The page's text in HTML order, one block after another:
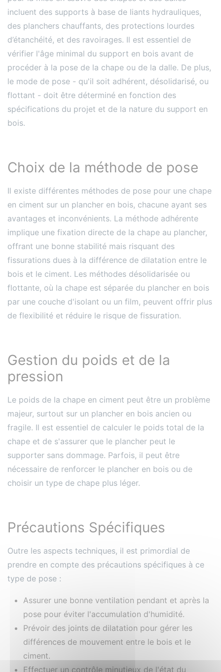
incluent des supports à base de liants hydrauliques,
des planchers chauffants, des protections lourdes
d’étanchéité, et des ravoirages. Il est essentiel de
vérifier l'âge minimal du support en bois avant de
procéder à la pose de la chape ou de la dalle. De plus,
le mode de pose - qu'il soit adhérent, désolidarisé, ou
flottant - doit être déterminé en fonction des
spécifications du projet et de la nature du support en
bois​​.
Choix de la méthode de pose
Il existe différentes méthodes de pose pour une chape
en ciment sur un plancher en bois, chacune ayant ses
avantages et inconvénients. La méthode adhérente
implique une fixation directe de la chape au plancher,
offrant une bonne stabilité mais risquant des
fissurations dues à la différence de dilatation entre le
bois et le ciment. Les méthodes désolidarisée ou
flottante, où la chape est séparée du plancher en bois
par une couche d'isolant ou un film, peuvent offrir plus
de flexibilité et réduire le risque de fissuration.
Gestion du poids et de la
pression
Le poids de la chape en ciment peut être un problème
majeur, surtout sur un plancher en bois ancien ou
fragile. Il est essentiel de calculer le poids total de la
chape et de s'assurer que le plancher peut le
supporter sans dommage. Parfois, il peut être
nécessaire de renforcer le plancher en bois ou de
choisir un type de chape plus léger.
Précautions Spécifiques
Outre les aspects techniques, il est primordial de
prendre en compte des précautions spécifiques à ce
type de pose :
Assurer une bonne ventilation pendant et après la
pose pour éviter l'accumulation d'humidité.
Prévoir des joints de dilatation pour gérer les
différences de mouvement entre le bois et le
ciment.
Effectuer un contrôle minutieux de l'état du